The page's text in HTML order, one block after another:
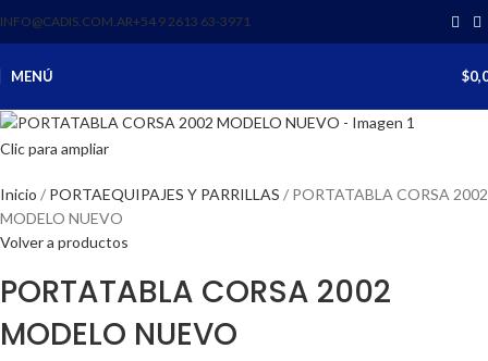
INFO@CADIS.COM.AR‪+54 9 2613 63‑3971‬
MENÚ $
Clic para ampliar
Inicio PORTAEQUIPAJES Y PARRILLAS
PORTATABLA CORSA 2002
MODELO NUEVO
Volver a productos
PORTATABLA CORSA 2002
MODELO NUEVO